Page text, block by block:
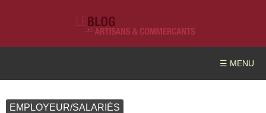
☰ MENU
EMPLOYEUR/SALARIÉS